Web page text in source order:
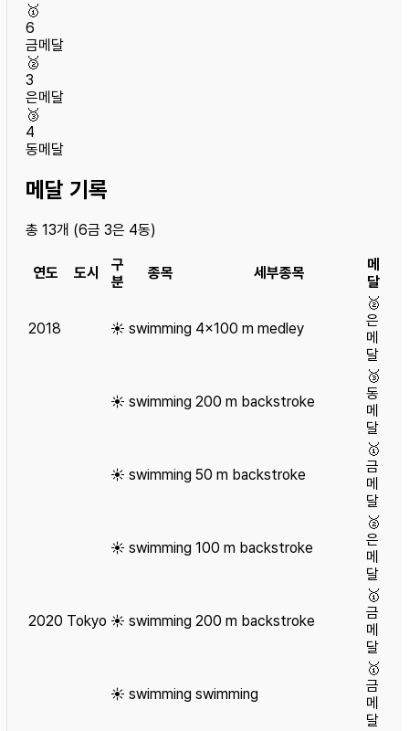
🥇
6
금메달
🥈
3
은메달
🥉
4
동메달
메달 기록
총 13개 (6금 3은 4동)
연도 도시
구
분
종목 세부종목
메
달
2018 ☀️ swimming 4×100 m medley
🥈
은
메
달
☀️ swimming 200 m backstroke
🥉
동
메
달
☀️ swimming 50 m backstroke
🥇
금
메
달
☀️ swimming 100 m backstroke
🥈
은
메
달
2020 Tokyo ☀️ swimming 200 m backstroke
🥇
금
메
달
☀️ swimming swimming
🥇
금
메
달